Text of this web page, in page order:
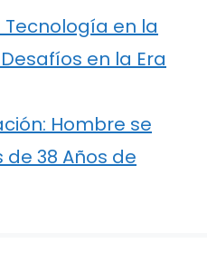
en la
en la Era
Hombre se
38 Años de